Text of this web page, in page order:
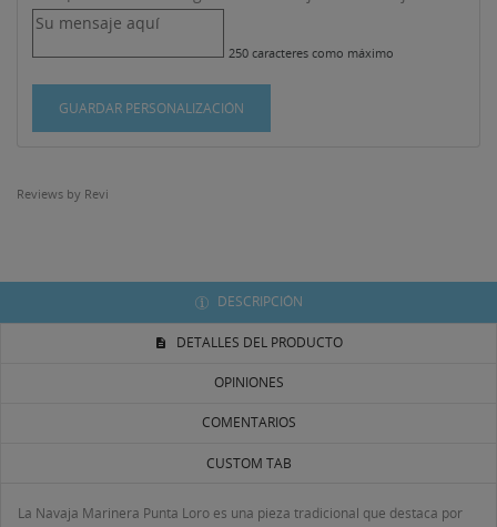
250 caracteres como máximo
GUARDAR PERSONALIZACIÓN
Reviews by Revi
DESCRIPCIÓN
DETALLES DEL PRODUCTO
OPINIONES
COMENTARIOS
CUSTOM TAB
La Navaja Marinera Punta Loro es una pieza tradicional que destaca por